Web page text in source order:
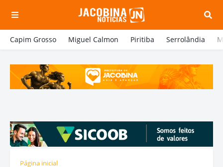
Capim Grosso Miguel Calmon Piritiba Serrolândia
Página inicial